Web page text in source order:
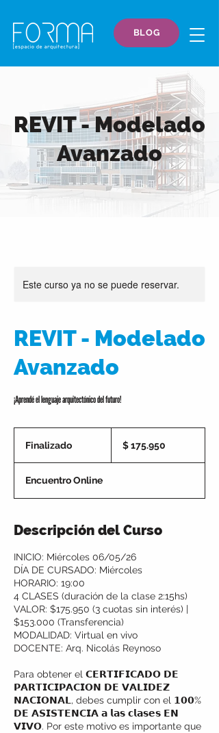
BLOG
REVIT - Modelado
Avanzado
Este curso ya no se puede reservar.
REVIT - Modelado
Avanzado
¡Aprendé el lenguaje arquitectónico del futuro!
Finalizado
a
l
z
a
o
pesos
argentinos
$ 175.950
Encuentro Online
Descripción del Curso
INICIO: Miércoles 06/05/26
DÍA DE CURSADO: Miércoles
HORARIO: 19:00
4 CLASES (duración de la clase 2:15hs)
VALOR: $175.950 (3 cuotas sin interés) |
$153.000 (Transferencia)
MODALIDAD: Virtual en vivo
DOCENTE: Arq. Nicolás Reynoso
Para obtener el 𝗖𝗘𝗥𝗧𝗜𝗙𝗜𝗖𝗔𝗗𝗢 𝗗𝗘
𝗣𝗔𝗥𝗧𝗜𝗖𝗜𝗣𝗔𝗖𝗜𝗢𝗡 𝗗𝗘 𝗩𝗔𝗟𝗜𝗗𝗘𝗭
𝗡𝗔𝗖𝗜𝗢𝗡𝗔𝗟, debes cumplir con el 𝟭𝟬𝟬%
𝗗𝗘 𝗔𝗦𝗜𝗦𝗧𝗘𝗡𝗖𝗜𝗔 𝗮 𝗹𝗮𝘀 𝗰𝗹𝗮𝘀𝗲𝘀 𝗘𝗡
𝗩𝗜𝗩𝗢. Por este motivo es importante que